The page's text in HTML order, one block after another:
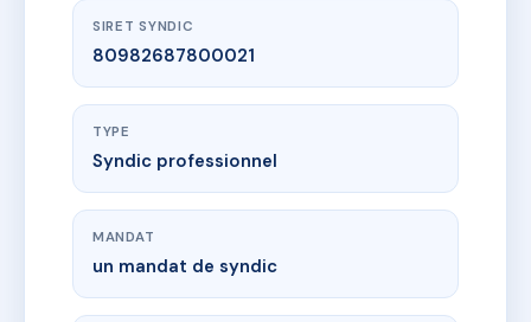
SIRET SYNDIC
80982687800021
TYPE
Syndic professionnel
MANDAT
un mandat de syndic